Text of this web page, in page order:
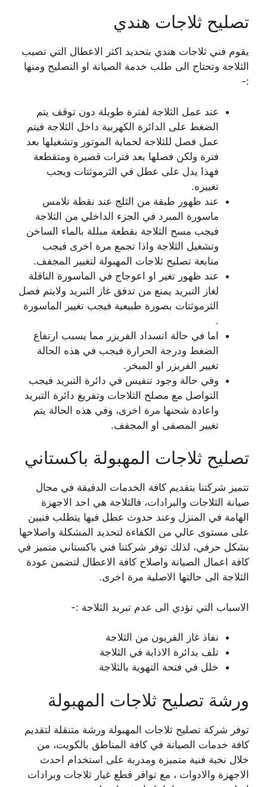
تصليح ثلاجات هندي
يقوم فني ثلاجات هندي بتحديد اكثر الاعطال التي تصيب
الثلاجة وتحتاح الى طلب خدمة الصيانة او التصليح ومنها
:-
عند عمل الثلاجة لفترة طويلة دون توقف يتم
الضغط على الدائرة الكهربية داخل الثلاجة فيتم
عمل فصل للثلاجة لحماية الموتور وتشغيلها بعد
فترة ولكن فصلها بعد فترات قصيرة ومتقطعة
فهذا يدل على عطل في الثرموثتات ويجب
تغييره.
عند ظهور طبقة من الثلج عند نقطة تلامس
ماسورة المبرد في الجزء الداخلي من الثلاجة
فيجب مسح الثلاجة بقطعة مبللة بالماء الساخن
وتشغيل الثلاجة واذا تجمع مرة اخرى فيجب
متابعة تصليح ثلاجات المهبولة لتغيير المجفف.
عند ظهور تغير او اعوجاج في الماسورة الناقلة
لغاز التبريد يمنع من تدفق غاز التبريد ولايتم فصل
الثرموثتات بصورة طبيعية فيجب تغيير الماسورة
.
اما في حالة انسداد الفريزر مما يسبب ارتفاع
الضغط ودرجة الحرارة فيجب في هذه الحالة
تغيير الفريزر او المبخر.
وفي حالة وجود تنفيس في دائرة التبريد فيجب
التواصل مع مصلح الثلاجات وتفريغ دائرة التبريد
واعادة شحنها مرة اخرى، وفي هذه الحالة يتم
تغيير المصفى او المجفف.
تصليح ثلاجات المهبولة باكستاني
تتميز شركتنا بتقديم كافة الخدمات الدقيقة في مجال
صيانة الثلاجات والبرادات، فالثلاجة هي احد الاجهزة
الهامة في المنزل وعند حدوث عطل فيها يتطلب فنيين
على مستوى عالي من الكفاءة لتحديد المشكلة واصلاحها
بشكل حرفي، لذلك توفر شركتنا فني باكستاني متميز في
كافة اعمال الصيانة واصلاح كافة الاعطال لتضمن عودة
الثلاجة الى حالتها الاصلية مرة اخرى.
الاسباب التي تؤدي الى عدم تبريد الثلاجة :-
نفاذ غاز الفريون من الثلاجة
تلف بدائرة الاذابة في الثلاجة
خلل في فتحة التهوية بالثلاجة
ورشة تصليح ثلاجات المهبولة
توفر شركة تصليح ثلاجات المهبولة ورشة متنقلة لتقديم
كافة خدمات الصيانة في كافة المناطق بالكويت، من
خلال نخبة فنية متميزة ومدربة على استخدام احدث
الاجهزة والادوات ، مع توافر قطع غيار ثلاجات وبرادات